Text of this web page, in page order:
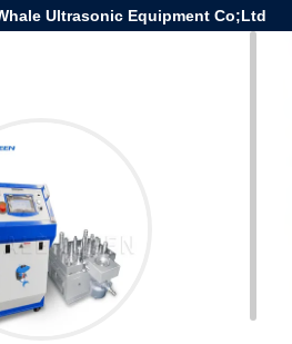
Ultrasonic Equipment Co;Ltd